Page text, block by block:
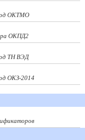
ОКТМО
ОКПД2
ТН ВЭД
ОКЗ-2014